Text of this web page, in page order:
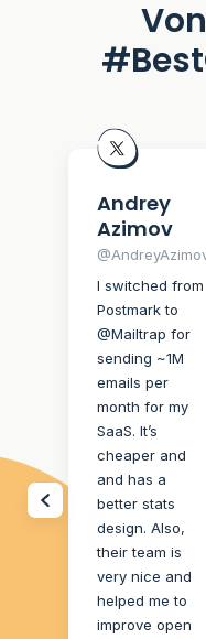
Andrey
Azimov
I switched from
Postmark to
@Mailtrap for
sending ~1M
emails per
month for my
SaaS. It’s
cheaper and
and has a
better stats
design. Also,
their team is
very nice and
helped me to
improve open